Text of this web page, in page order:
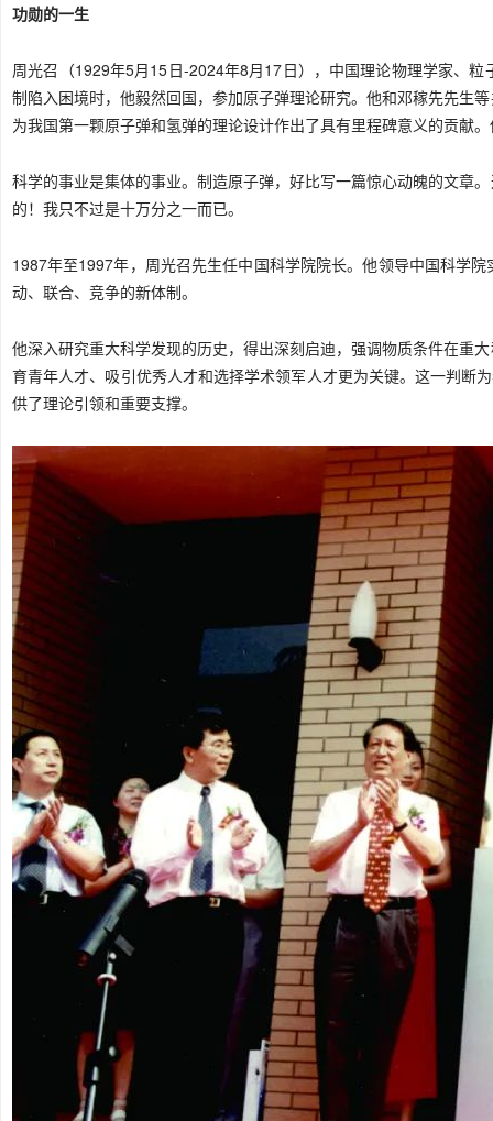
功勋的一生
周光召（1929年5月15日-2024年8月17日），中国理论物理学家、
制陷入困境时，他毅然回国，参加原子弹理论研究。他和邓稼先先生
为我国第一颗原子弹和氢弹的理论设计作出了具有里程碑意义的贡献
科学的事业是集体的事业。制造原子弹，好比写一篇惊心动魄的文章
的！我只不过是十万分之一而已。
1987年至1997年，周光召先生任中国科学院院长。他领导中国科学
动、联合、竞争的新体制。
他深入研究重大科学发现的历史，得出深刻启迪，强调物质条件在重
育青年人才、吸引优秀人才和选择学术领军人才更为关键。这一判断
供了理论引领和重要支撑。